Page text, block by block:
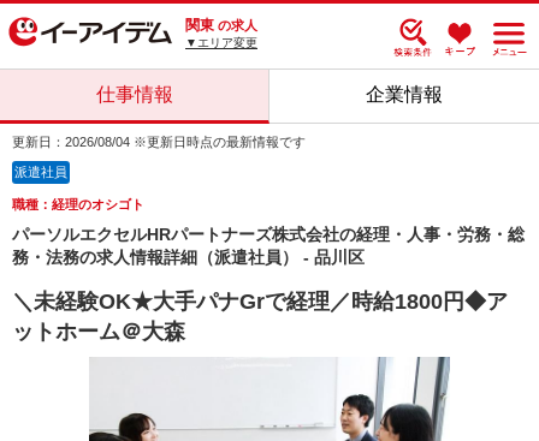
関東 の求人
▼エリア変更
仕事情報 企業情報
更新日：2026/08/04 ※更新日時点の最新情報です
派遣社員
職種：経理のオシゴト
パーソルエクセルHRパートナーズ株式会社の経理・人事・労務・総
務・法務の求人情報詳細（派遣社員） - 品川区
＼未経験OK★大手パナGrで経理／時給1800円◆ア
ットホーム＠大森